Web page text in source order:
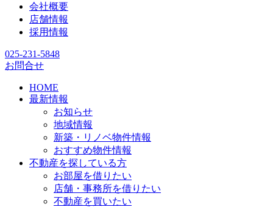
会社概要
店舗情報
採用情報
025-231-5848
お問合せ
HOME
最新情報
お知らせ
地域情報
新築・リノベ物件情報
おすすめ物件情報
不動産を探している方
お部屋を借りたい
店舗・事務所を借りたい
不動産を買いたい